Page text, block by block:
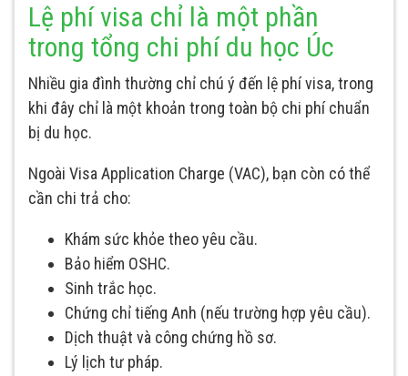
Lệ phí visa chỉ là một phần
trong tổng chi phí du học Úc
Nhiều gia đình thường chỉ chú ý đến lệ phí visa, trong
khi đây chỉ là một khoản trong toàn bộ chi phí chuẩn
bị du học.
Ngoài Visa Application Charge (VAC), bạn còn có thể
cần chi trả cho:
Khám sức khỏe theo yêu cầu.
Bảo hiểm OSHC.
Sinh trắc học.
Chứng chỉ tiếng Anh (nếu trường hợp yêu cầu).
Dịch thuật và công chứng hồ sơ.
Lý lịch tư pháp.